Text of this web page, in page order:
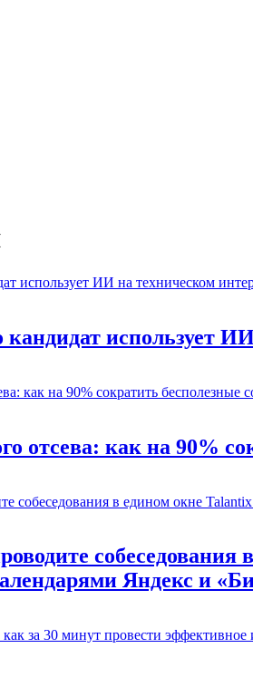
кандидат использует
отсева: как на 90%
Яндекс и